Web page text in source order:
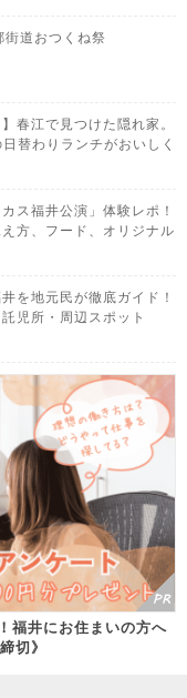
道おつくね祭
春江で見つけた隠れ家。
替わりランチがおいしく
ス福井公演」体験レポ！
方、フード、オリジナル
を地元民が徹底ガイド！
児所・周辺スポット
福井にお住まいの方へ
切》